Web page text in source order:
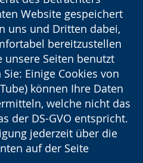
Website gespeichert
uns und Dritten dabei,
bereitzustellen
unsere Seiten benutzt
Einige Cookies von
können Ihre Daten
welche nicht das
der DS-GVO entspricht.
jederzeit über die
auf der Seite